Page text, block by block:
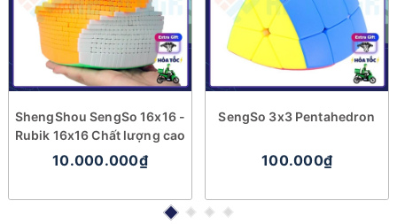
ShengShou SengSo 16x16 -
Rubik 16x16 Chất lượng cao
10.000.000₫
SengSo 3x3 Pentahedron
100.000₫